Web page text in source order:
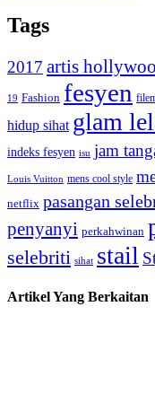
Tags
2017 artis
19 Fashion fesyen
hidup sihat glam
indeks fesyen isu jam
Louis Vuitton mens cool style
netflix pasangan
penyanyi perkahwinan
selebriti sihat stail
Artikel Yang Berkaitan